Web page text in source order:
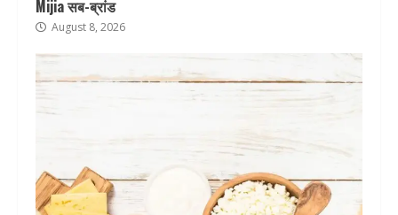
Mijia सब-ब्रांड
August 8, 2026